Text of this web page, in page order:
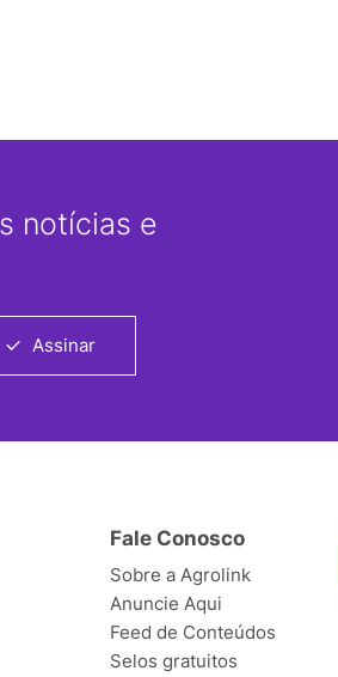
notícias e
Assinar
Fale Conosco
Sobre a Agrolink
Anuncie Aqui
Feed de Conteúdos
Selos gratuitos